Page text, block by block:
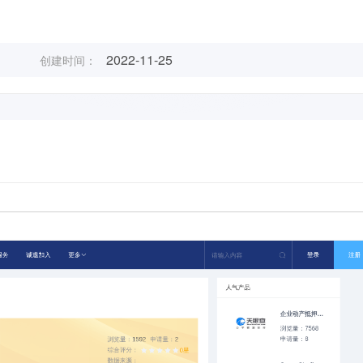
创建时间： 2022-11-25